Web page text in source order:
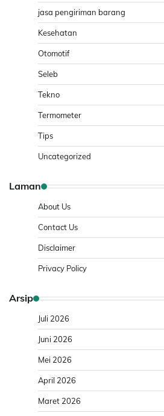
jasa pengiriman barang
Kesehatan
Otomotif
Seleb
Tekno
Termometer
Tips
Uncategorized
Laman
About Us
Contact Us
Disclaimer
Privacy Policy
Arsip
Juli 2026
Juni 2026
Mei 2026
April 2026
Maret 2026